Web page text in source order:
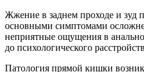
Жжение в заднем проходе и зуд
основными симптомами
неприятные ощущения в
до психологического
Патология прямой кишки